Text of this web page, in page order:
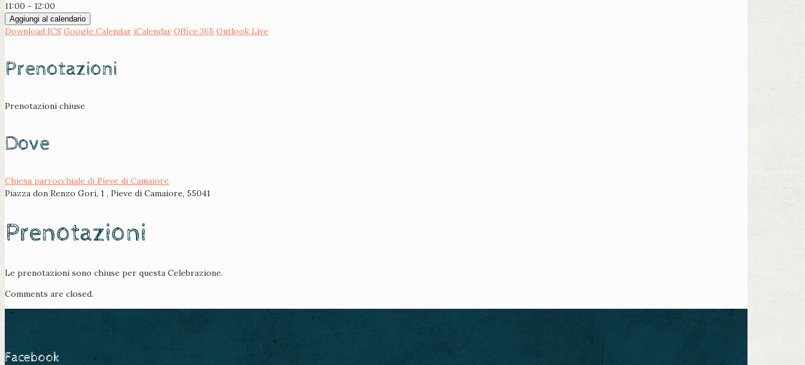
11:00 - 12:00
Aggiungi al calendario
Download ICS Google Calendar iCalendar Office 365 Outlook Live
Prenotazioni
Prenotazioni chiuse
Dove
Chiesa parrocchiale di Pieve di Camaiore
Piazza don Renzo Gori, 1 , Pieve di Camaiore, 55041
Prenotazioni
Le prenotazioni sono chiuse per questa Celebrazione.
Comments are closed.
Facebook